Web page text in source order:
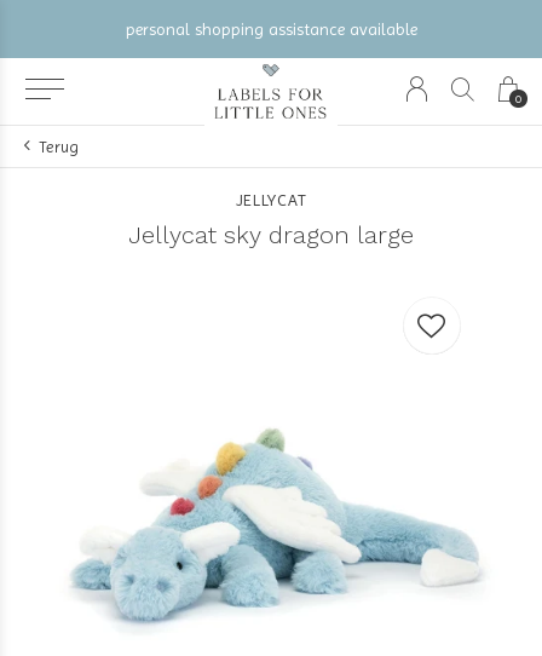
0
shopping assistance available
Terug
JELLYCAT
Jellycat sky dragon large